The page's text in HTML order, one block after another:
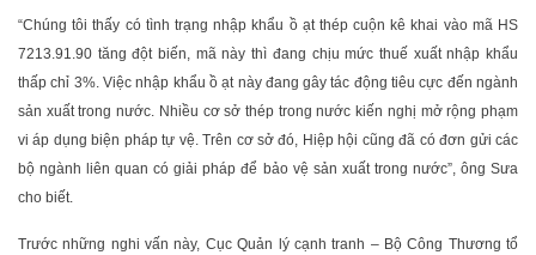
“Chúng tôi thấy có tình trạng nhập khẩu ồ ạt thép cuộn kê khai vào mã HS
7213.91.90 tăng đột biến, mã này thì đang chịu mức thuế xuất nhập khẩu
thấp chỉ 3%. Việc nhập khẩu ồ ạt này đang gây tác động tiêu cực đến ngành
sản xuất trong nước. Nhiều cơ sở thép trong nước kiến nghị mở rộng phạm
vi áp dụng biện pháp tự vệ. Trên cơ sở đó, Hiệp hội cũng đã có đơn gửi các
bộ ngành liên quan có giải pháp để bảo vệ sản xuất trong nước”, ông Sưa
cho biết.
Trước những nghi vấn này, Cục Quản lý cạnh tranh – Bộ Công Thương tổ